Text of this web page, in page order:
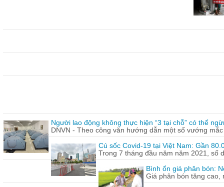
Người lao động không thực hiện “3 tại chỗ” có thể
DNVN - Theo công văn hướng dẫn một số vướng
Cú sốc Covid-19 tại Việt Nam: Gần
Trong 7 tháng đầu năm năm 2021, số
Bình ổn giá phân bón:
Giá phân bón tăng